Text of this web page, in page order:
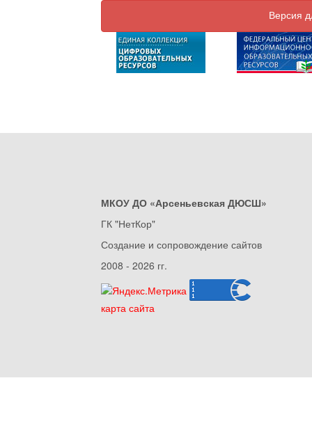
Версия
МКОУ ДО «Арсеньевская ДЮСШ»
ГК "НетКор"
Создание и сопровождение сайтов
2008 - 2026 гг.
карта сайта